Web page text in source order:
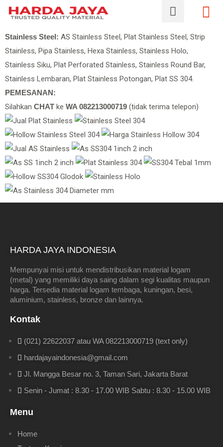
Stainless Steel: AS Stainless Steel, Plat Stainless Steel, Strip
Stainless, Pipa Stainless, Hexa Stainless, Stainless Holo,
Stainless Siku, Plat Perforated Stainless, Stainless Round Bar,
Stainless Lembaran, Plat Stainless Potongan, Plat SS 304.
PEMESANAN:
Silahkan CHAT ke WA 082213000719 (tidak terima telepon)
HARDA JAYA INDONESIA
Mempunyai misi untuk mendistribusikan material logam
(metal) yang memiliki daya saing dalam segi kualitas maupun
harga. Tersedia material logam tembaga, kuningan, besi,
aluminium, stainless, bronze dan lainnya.
Kontak
(021) 22622037 atau WA 082213000719 (text only)
hardajayaindonesia@gmail.com
Jl. Mangga Besar no. 3, Taman Sari, Jakarta Barat
Senin - Jumat : 8.30 - 17.00 WIB Sabtu : 8.30 - 15.00 WIB
Menu
Home